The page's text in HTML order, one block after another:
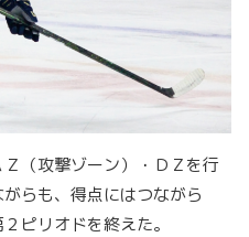
（攻撃ゾーン）・ＤＺを行
らも、得点にはつながら
ピリオドを終えた。